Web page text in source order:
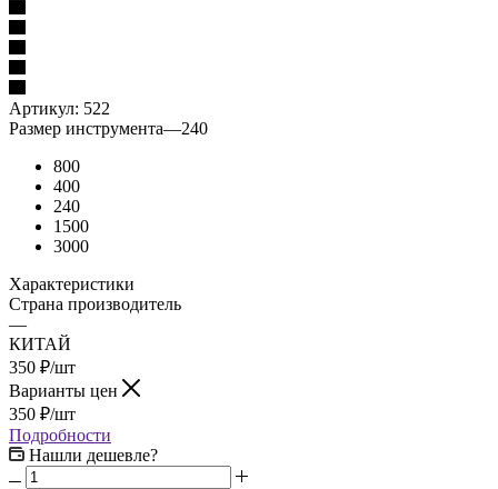
Артикул: 522
Размер инструмента—240
800
400
240
1500
3000
Характеристики
Страна производитель
—
КИТАЙ
350 ₽/шт
Варианты цен
350 ₽/шт
Подробности
Нашли дешевле?